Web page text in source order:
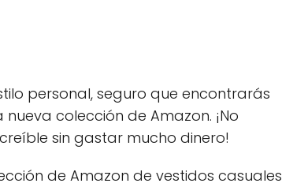
personal, seguro que encontrarás
colección de Amazon. ¡No
sin gastar mucho dinero!
de Amazon de vestidos casuales